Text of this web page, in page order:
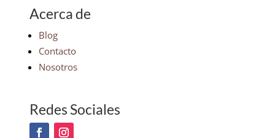
Acerca de
Blog
Contacto
Nosotros
Redes Sociales